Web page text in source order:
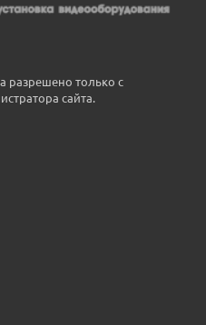
разрешено только с
сайта.